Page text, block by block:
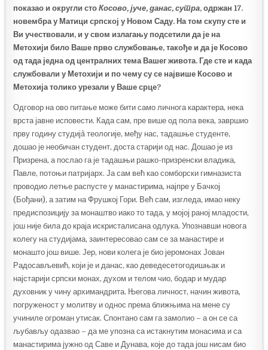
показао и округли стоКосово, јуче, данас, сутра, одржан 17.
новембра у Матици српској у Новом Саду. На том скупу сте и
Ви учествовали, и у свом излагању подсетили да је на
Метохији било Ваше прво службовање, такође и да је Косово
од тада једна од централних тема Вашег живота. Где сте и када
службовали у Метохији и по чему су се највише Косово и
Метохија толико урезали у Ваше срце?
Одговор на ово питање може бити само личнога карактера, нека
врста јавне исповести. Када сам, пре више од пола века, завршио
прву годину студијâ теологије, међу нас, тадашње студенте,
дошао је необичан студент, доста старији од нас. Дошао је из
Призрена, а послао га је тадашњи рашко-призренски владика,
Павле, потоњи патријарх. Ја сам већ као сомборски гимназиста
проводио летње распусте у манастирима, најпре у Бачкој
(Бођани), а затим на Фрушкој Гори. Већ сам, изгледа, имао неку
предиспозицију за монаштво иако то тада, у мојој раној младости,
још није била до краја искристалисана одлука. Упознавши новога
колегу на студијама, заинтересовао сам се за манастире и
монашто још више. Јер, нови колега је био јеромонах Јован
Радосављевић, који је и данас, као деведесетогодишњак и
најстарији српски монах, духом и телом чио, бодар и мудар
духовник у чину архимандрита. Његова личност, начин живота,
погруженост у молитву и однос према ближњима на мене су
учиниле огроман утисак. Спонтано сам га замолио – а он се са
љубављу одазвао – да ме упозна са истакнутим монасима и са
манастирима јужно од Саве и Дунава, које до тада још нисам био